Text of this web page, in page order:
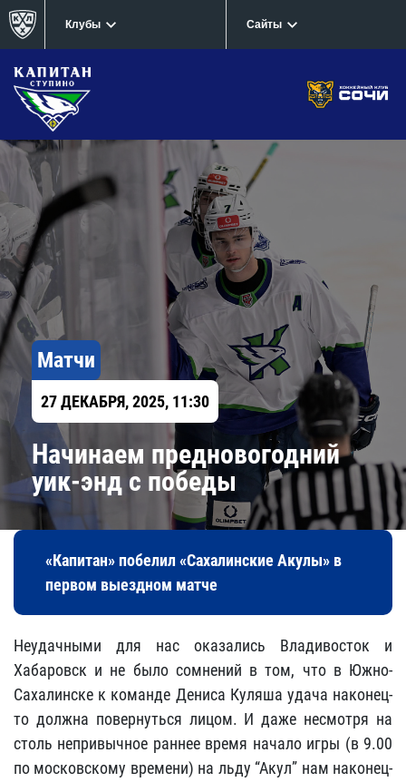
Клубы Сайты
Матчи
27 ДЕКАБРЯ, 2025, 11:30
Начинаем предновогодний
уик-энд с победы
«Капитан» побелил «Сахалинские Акулы» в
первом выездном матче
Неудачными для нас оказались Владивосток и
Хабаровск и не было сомнений в том, что в Южно-
Сахалинске к команде Дениса Куляша удача наконец-
то должна повернуться лицом. И даже несмотря на
столь непривычное раннее время начало игры (в 9.00
по московскому времени) на льду “Акул” нам наконец-